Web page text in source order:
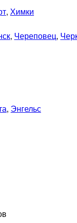
, Химки
, Череповец,
, Энгельс